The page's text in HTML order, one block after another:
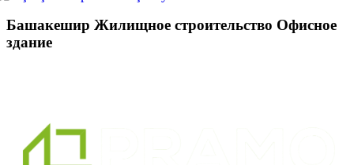
Башакешир Жилищное строительство Офисное
здание